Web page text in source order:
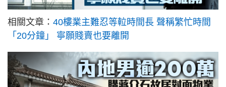
相關文章： 40樓業主難忍等𨋢時間長 聲稱繁忙時間
「20分鐘」 寧願賤賣也要離開